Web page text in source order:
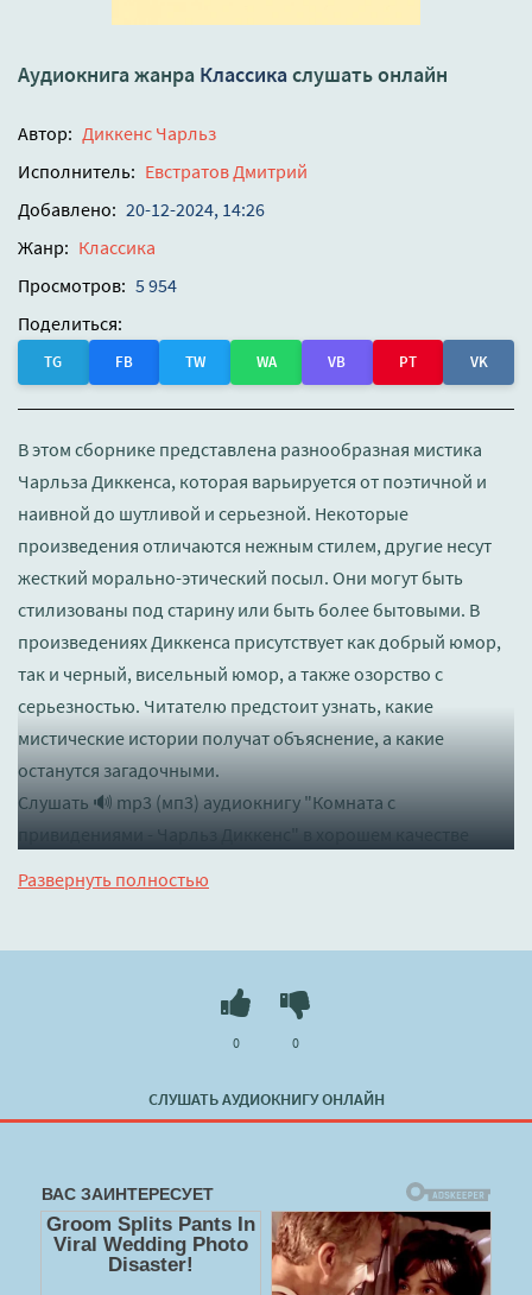
Аудиокнига жанра Классикаслушать онлайн
Автор: Диккенс Чарльз
Исполнитель: Евстратов Дмитрий
Добавлено: 20-12-2024, 14:26
Жанр: Классика
Просмотров: 5 954
Поделиться:
TG FB TW WA VB PT VK
В этом сборнике представлена разнообразная мистика
Чарльза Диккенса, которая варьируется от поэтичной и
наивной до шутливой и серьезной. Некоторые
произведения отличаются нежным стилем, другие несут
жесткий морально-этический посыл. Они могут быть
стилизованы под старину или быть более бытовыми. В
произведениях Диккенса присутствует как добрый юмор,
так и черный, висельный юмор, а также озорство с
серьезностью. Читателю предстоит узнать, какие
мистические истории получат объяснение, а какие
останутся загадочными.
Слушать 🔊 mp3 (мп3) аудиокнигу "Комната с
привидениями - Чарльз Диккенс" в хорошем качестве
Развернуть полностью
СЛУШАТЬ АУДИОКНИГУ ОНЛАЙН
0 0